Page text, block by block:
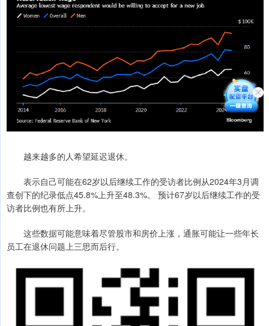
越来越多的人希望延迟退休。
表示自己可能在62岁以后继续工作的受访者比例从2024年3月调
查创下的纪录低点45.8%上升至48.3%。 预计67岁以后继续工作的受
访者比例也有所上升。
这些数据可能意味着尽管股市和房价上涨，通胀可能让一些年长
员工在退休问题上三思而后行。